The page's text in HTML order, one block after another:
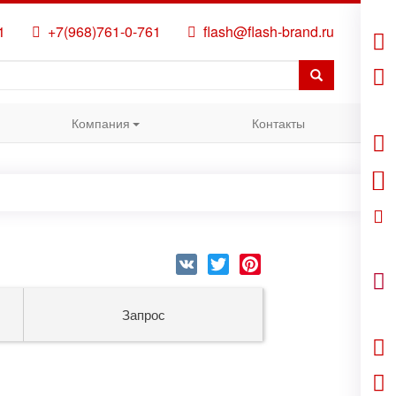
+7(968)761-0-761 flash@flash-brand.ru
Компания
Контакты
VK Twitter
Запрос